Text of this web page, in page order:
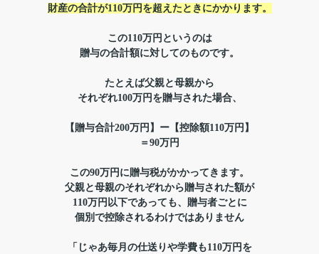
財産の合計が110万円を超えたときにかかります。
この110万円というのは
贈与の合計額に対してのものです。
たとえば父親と母親から
それぞれ100万円を贈与された場合、
【贈与合計200万円】ー【控除額110万円】
＝90万円
この90万円に贈与税がかかってきます。
父親と母親のそれぞれから贈与された額が
110万円以下であっても、贈与者ごとに
個別で控除されるわけではありません
「じゃあ毎月の仕送りや学費も110万円を